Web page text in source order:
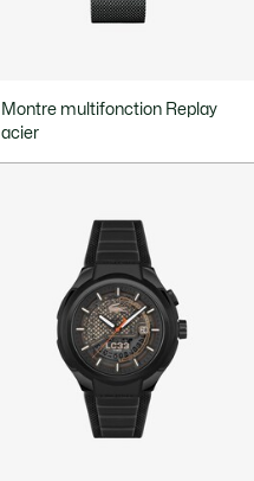
Montre multifonction Replay
acier